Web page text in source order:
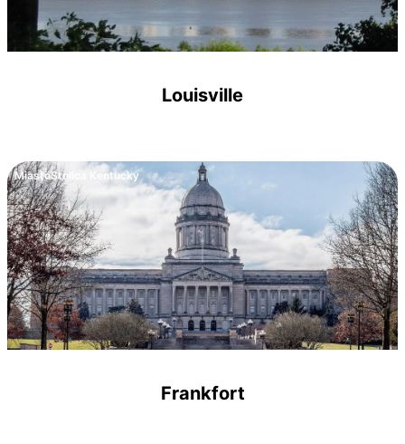
Louisville
MiastoStolica Kentucky
Frankfort